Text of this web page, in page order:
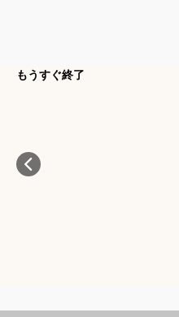
もうすぐ終了